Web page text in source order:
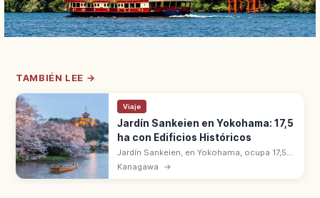
TAMBIÉN LEE →
Viaje
Jardín Sankeien en Yokohama: 17,5
ha con Edificios Históricos
Jardín Sankeien, en Yokohama, ocupa 17,5
hectáreas con edificios históricos
trasladados de todo Japón. Creado por
Kanagawa →